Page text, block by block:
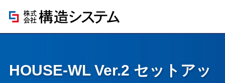
HOUSE-WL Ver.2 セットアッ